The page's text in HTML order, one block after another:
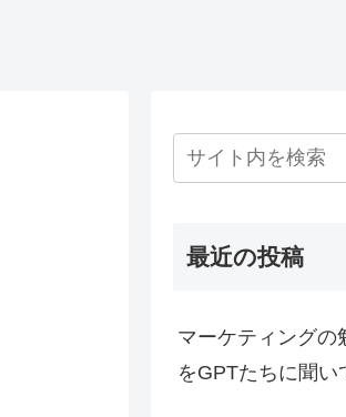
最近の投稿
マーケティングの
をGPTたちに聞い